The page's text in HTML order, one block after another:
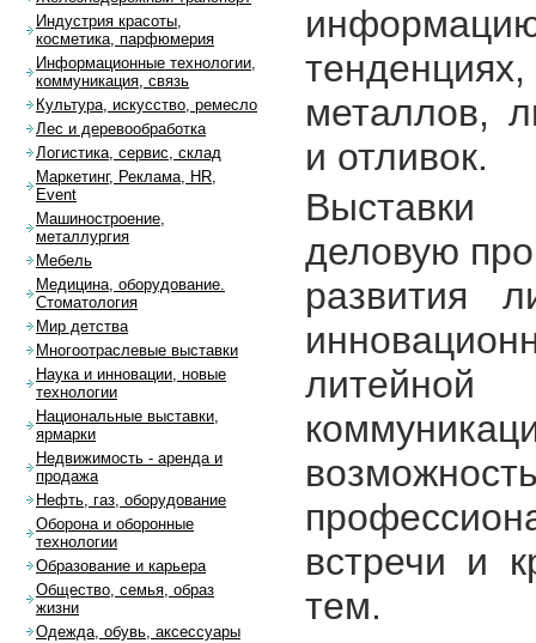
металлов,
и отливок.
Выставки
деловую
развития
встречи и
тем.
Индустрия красоты,
косметика, парфюмерия
Информационные технологии,
коммуникация, связь
Культура, искусство, ремесло
Лес и деревообработка
Логистика, сервис, склад
Маркетинг, Реклама, HR,
Event
Машиностроение,
металлургия
Мебель
Медицина, оборудование.
Стоматология
Мир детства
Многоотраслевые выставки
Наука и инновации, новые
технологии
Национальные выставки,
ярмарки
Недвижимость - аренда и
продажа
Нефть, газ, оборудование
Оборона и оборонные
технологии
Образование и карьера
Общество, семья, образ
жизни
Одежда, обувь, аксессуары